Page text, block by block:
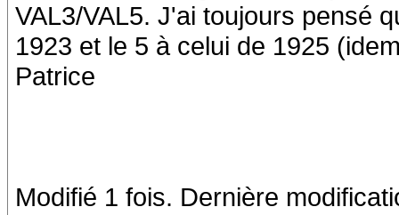
VAL3/VAL5. J'ai toujours pensé
1923 et le 5 à celui de 1925
Patrice
Modifié 1 fois. Dernière